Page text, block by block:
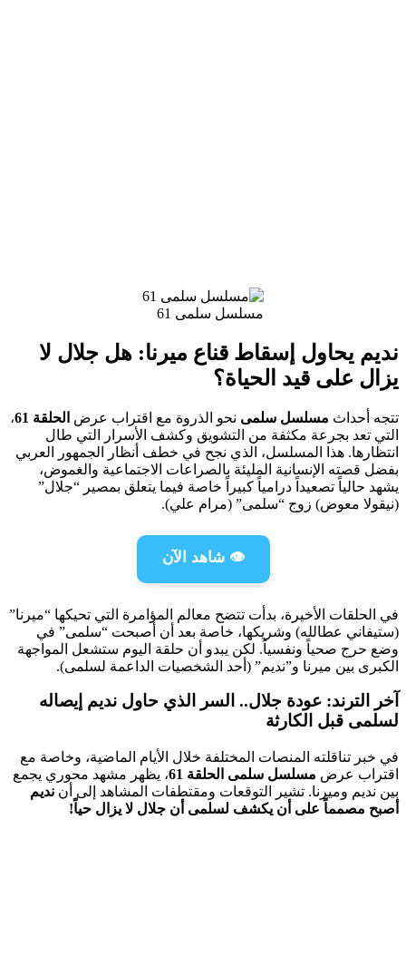
مسلسل سلمى 61
نديم يحاول إسقاط قناع ميرنا: هل جلال لا
يزال على قيد الحياة؟
تتجه أحداث مسلسل سلمى نحو الذروة مع اقتراب عرض الحلقة 61
،
التي تعد بجرعة مكثفة من التشويق وكشف الأسرار التي طال
انتظارها. هذا المسلسل، الذي نجح في خطف أنظار الجمهور العربي
بفضل قصته الإنسانية المليئة بالصراعات الاجتماعية والغموض،
يشهد حالياً تصعيداً درامياً كبيراً خاصة فيما يتعلق بمصير “جلال”
(نيقولا معوض) زوج “سلمى” (مرام علي).
👁️ شاهد الآن
في الحلقات الأخيرة، بدأت تتضح معالم المؤامرة التي تحيكها “ميرنا”
(ستيفاني عطالله) وشريكها، خاصة بعد أن أصبحت “سلمى” في
وضع حرج صحياً ونفسياً. لكن يبدو أن حلقة اليوم ستشعل المواجهة
الكبرى بين ميرنا و”نديم” (أحد الشخصيات الداعمة لسلمى).
آخر الترند: عودة جلال.. السر الذي حاول نديم إيصاله
لسلمى قبل الكارثة
في خبر تناقلته المنصات المختلفة خلال الأيام الماضية، وخاصة مع
اقتراب عرض مسلسل سلمى الحلقة 61
، يظهر مشهد محوري يجمع
بين نديم وميرنا. تشير التوقعات ومقتطفات المشاهد إلى أن نديم
أصبح مصمماً على أن يكشف لسلمى أن جلال لا يزال حياً!